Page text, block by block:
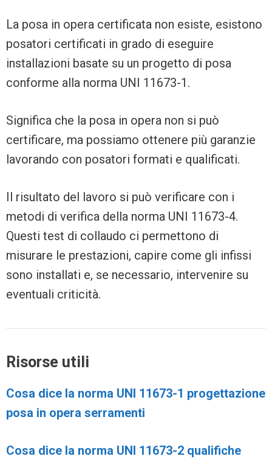
La posa in opera certificata non esiste, esistono
posatori certificati in grado di eseguire
installazioni basate su un progetto di posa
conforme alla norma UNI 11673-1.
Significa che la posa in opera non si può
certificare, ma possiamo ottenere più garanzie
lavorando con posatori formati e qualificati.
Il risultato del lavoro si può verificare con i
metodi di verifica della norma UNI 11673-4.
Questi test di collaudo ci permettono di
misurare le prestazioni, capire come gli infissi
sono installati e, se necessario, intervenire su
eventuali criticità.
Risorse utili
Cosa dice la norma UNI 11673-1 progettazione
posa in opera serramenti
Cosa dice la norma UNI 11673-2 qualifiche